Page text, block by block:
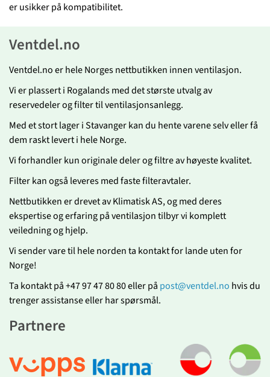
er usikker på kompatibilitet.
Ventdel.no
Ventdel.no er hele Norges nettbutikken innen ventilasjon.
Vi er plassert i Rogalands med det største utvalg av
reservedeler og filter til ventilasjonsanlegg.
Med et stort lager i Stavanger kan du hente varene selv eller få
dem raskt levert i hele Norge.
Vi forhandler kun originale deler og filtre av høyeste kvalitet.
Filter kan også leveres med faste filteravtaler.
Nettbutikken er drevet av Klimatisk AS, og med deres
ekspertise og erfaring på ventilasjon tilbyr vi komplett
veiledning og hjelp.
Vi sender vare til hele norden ta kontakt for lande uten for
Norge!
Ta kontakt på +47 97 47 80 80 eller på post@ventdel.no hvis du
trenger assistanse eller har spørsmål.
Partnere